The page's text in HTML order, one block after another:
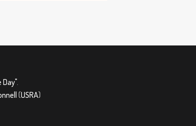
Day".
(USRA)